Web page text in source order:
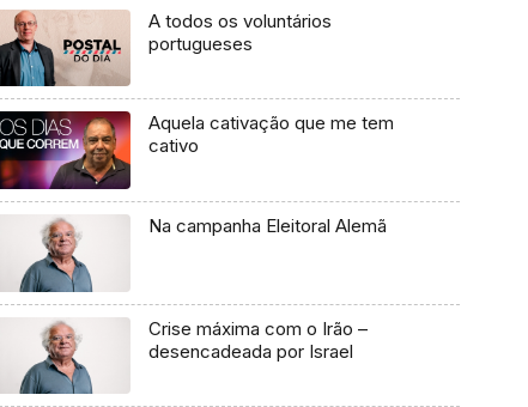
A todos os voluntários
portugueses
Aquela cativação que me tem
cativo
Na campanha Eleitoral Alemã
Crise máxima com o Irão –
desencadeada por Israel